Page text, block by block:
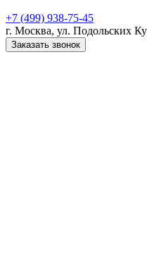
+7 (499) 938-75-45
г. Москва, ул. Подольских
Заказать звонок